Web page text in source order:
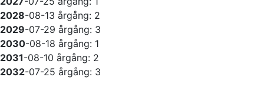
2028-08-13 årgång: 2
2029-07-29 årgång: 3
2030-08-18 årgång: 1
2031-08-10 årgång: 2
2032-07-25 årgång: 3